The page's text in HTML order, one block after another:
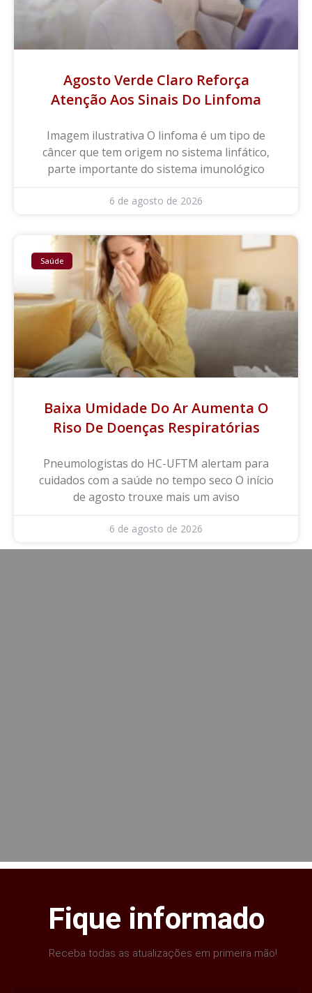
Agosto Verde Claro Reforça
Atenção Aos Sinais Do Linfoma
Imagem ilustrativa O linfoma é um tipo de
câncer que tem origem no sistema linfático,
parte importante do sistema imunológico
6 de agosto de 2026
Saúde
Baixa Umidade Do Ar Aumenta O
Riso De Doenças Respiratórias
Pneumologistas do HC-UFTM alertam para
cuidados com a saúde no tempo seco O início
de agosto trouxe mais um aviso
6 de agosto de 2026
Fique informado
Receba todas as atualizações em primeira mão!